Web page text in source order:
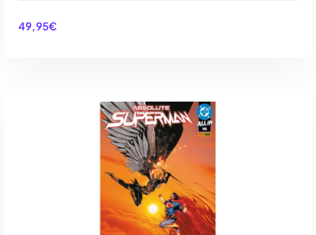
AÑADIR AL CARRITO
49,95€